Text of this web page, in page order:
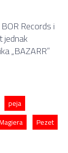
Records i
jednak
„BAZARR”
peja
Pezet